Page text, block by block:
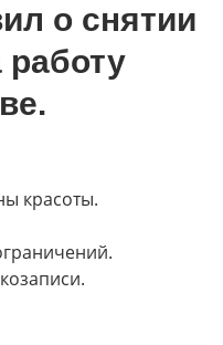
о снятии
работу
красоты.